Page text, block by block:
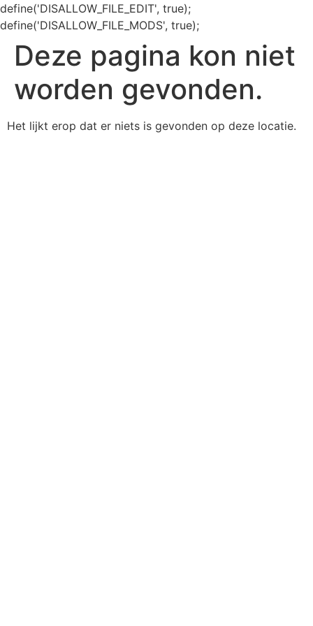
define('DISALLOW_FILE_EDIT', true);
define('DISALLOW_FILE_MODS', true);
Deze pagina kon niet
worden gevonden.
Het lijkt erop dat er niets is gevonden op deze locatie.